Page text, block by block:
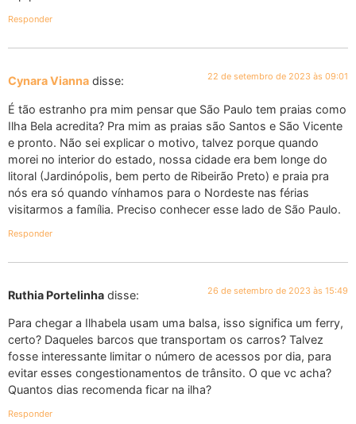
Responder
Cynara Vianna disse: 22 de setembro de 2023 às 09:01
É tão estranho pra mim pensar que São Paulo tem praias como
Ilha Bela acredita? Pra mim as praias são Santos e São Vicente
e pronto. Não sei explicar o motivo, talvez porque quando
morei no interior do estado, nossa cidade era bem longe do
litoral (Jardinópolis, bem perto de Ribeirão Preto) e praia pra
nós era só quando vínhamos para o Nordeste nas férias
visitarmos a família. Preciso conhecer esse lado de São Paulo.
Responder
Ruthia Portelinha disse: 26 de setembro de 2023 às 15:49
Para chegar a Ilhabela usam uma balsa, isso significa um ferry,
certo? Daqueles barcos que transportam os carros? Talvez
fosse interessante limitar o número de acessos por dia, para
evitar esses congestionamentos de trânsito. O que vc acha?
Quantos dias recomenda ficar na ilha?
Responder